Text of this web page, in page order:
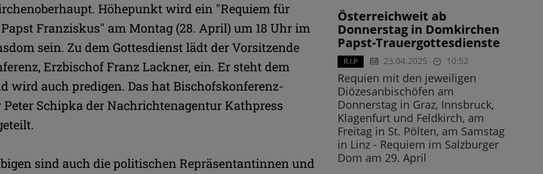
Höhepunkt wird ein "Requiem für
Franziskus" am Montag (28. April) um 18 Uhr im
sein. Zu dem Gottesdienst lädt der Vorsitzende
Erzbischof Franz Lackner, ein. Er steht dem
wird auch predigen. Das hat Bischofskonferenz-
Peter Schipka der Nachrichtenagentur Kathpress
sind auch die politischen Repräsentantinnen und
Österreichweit ab
Donnerstag in Domkirchen
Papst-Trauergottesdienste
R.I.P 23.04.2025 10:52
Requien mit den jeweiligen
Diözesanbischöfen am
Donnerstag in Graz, Innsbruck,
Klagenfurt und Feldkirch, am
Freitag in St. Pölten, am Samstag
in Linz - Requiem im Salzburger
Dom am 29. April